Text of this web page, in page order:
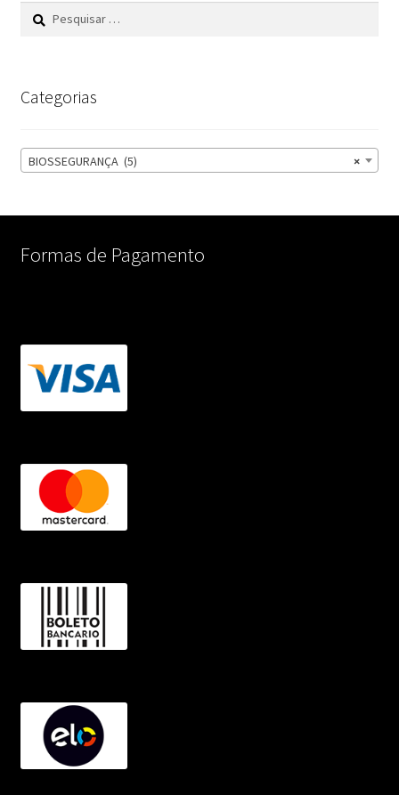
Pesquisar
Categorias
×
BIOSSEGURANÇA (5)
Formas de Pagamento